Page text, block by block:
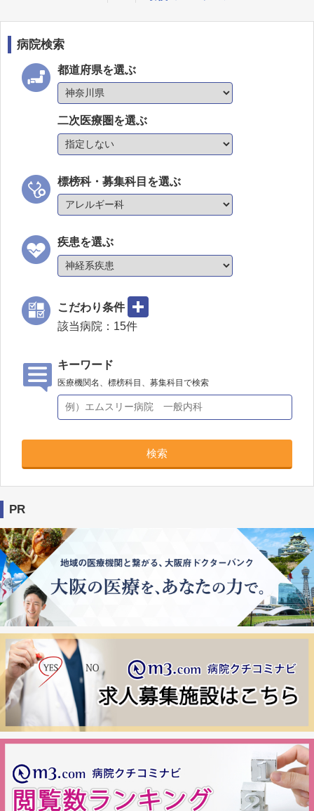
病院検索
都道府県を選ぶ
二次医療圏を選ぶ
標榜科・募集科目を選ぶ
疾患を選ぶ
こだわり条件
該当病院： 15件
キーワード
医療機関名、標榜科目、募集科目で検索
検索
PR